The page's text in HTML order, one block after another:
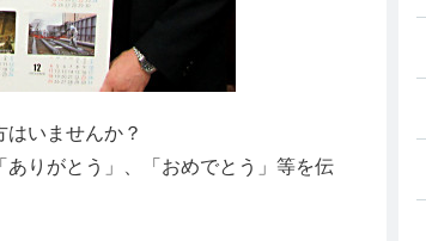
いませんか？
りがとう」、「おめでとう」等を伝